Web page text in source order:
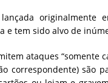
originalmente
e tem sido alvo de
ataques “somente
correspondente) são